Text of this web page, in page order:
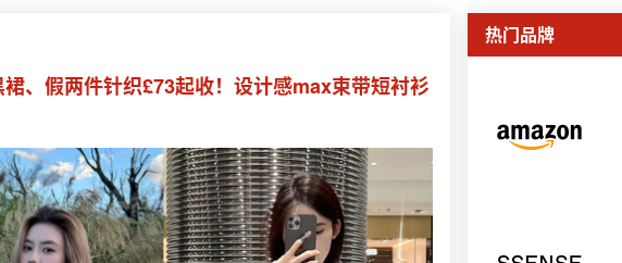
、假两件针织£73起收！设计感max束带短衬衫
热门品牌